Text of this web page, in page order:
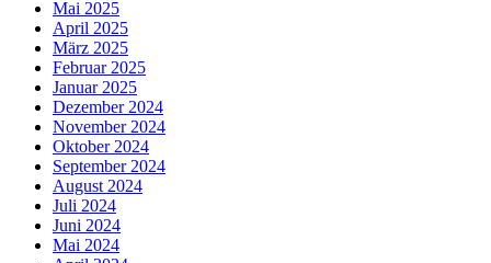
Mai 2025
April 2025
März 2025
Februar 2025
Januar 2025
Dezember 2024
November 2024
Oktober 2024
September 2024
August 2024
Juli 2024
Juni 2024
Mai 2024